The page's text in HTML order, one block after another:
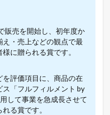
販売を開始し、初年度か
え・売上などの観点で最
に贈られる賞です。
評価項目に、商品の在
「フルフィルメント by
して事業を急成長させて
る賞です。